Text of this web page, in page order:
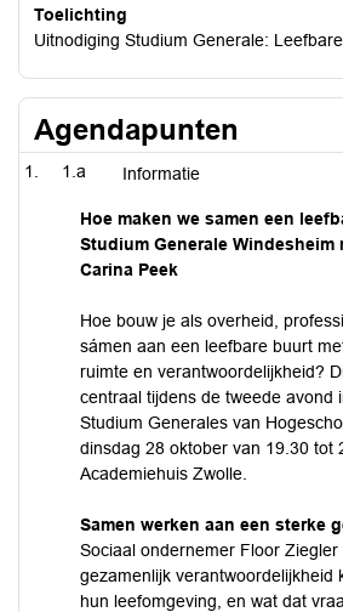
Toelichting
Uitnodiging Studium Generale:
Agendapunten
1.a Informatie
Hoe maken we samen een
Studium Generale Windesheim
Carina Peek
Hoe bouw je als overheid,
sámen aan een leefbare buurt
ruimte en verantwoordelijkheid?
centraal tijdens de tweede avond
Studium Generales van
dinsdag 28 oktober van 19.30 tot
Academiehuis Zwolle.
Samen werken aan een sterke
Sociaal ondernemer Floor
gezamenlijk verantwoordelijkheid
hun leefomgeving, en wat dat